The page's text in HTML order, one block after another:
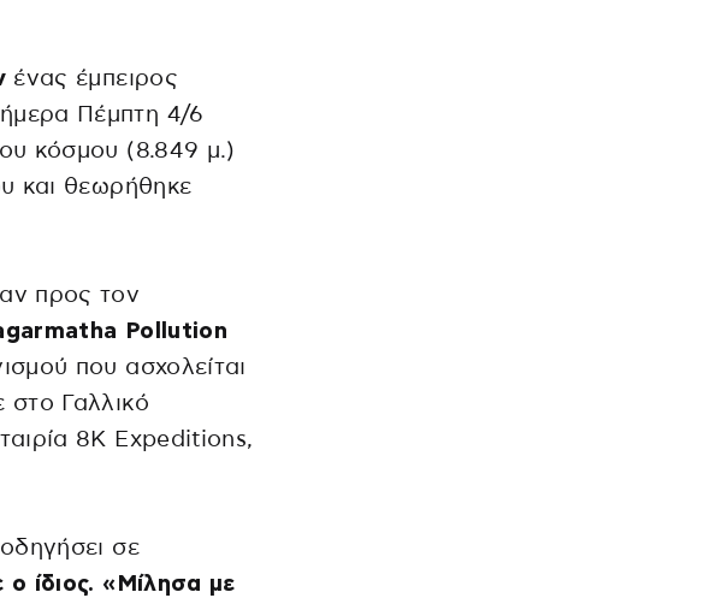
ένας έμπειρος
Πέμπτη 4/6
κόσμου (8.849 μ.)
και θεωρήθηκε
προς τον
Pollution
που ασχολείται
Γαλλικό
8K Expeditions,
σε
ο ίδιος. «Μίλησα με